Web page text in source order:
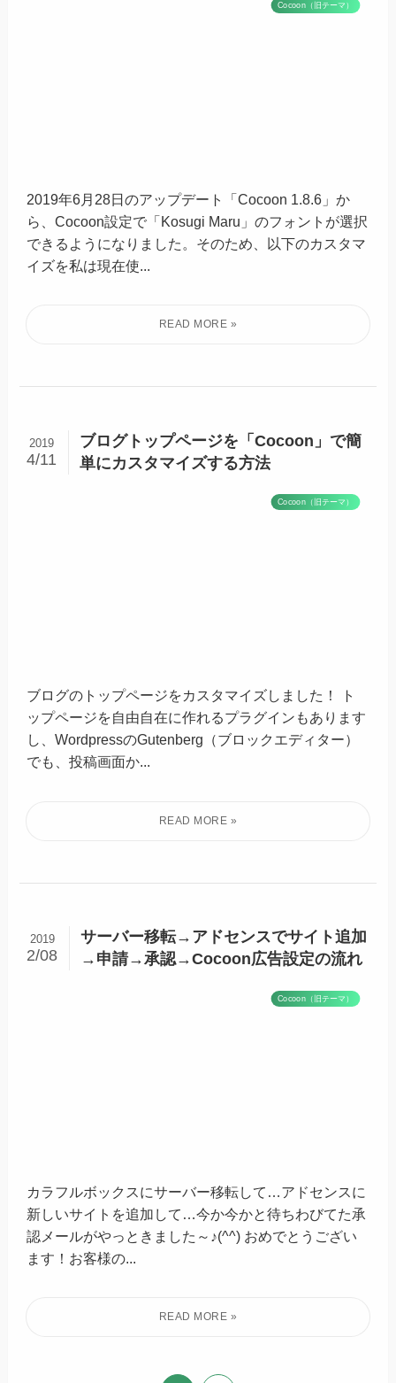
Cocoon（旧テーマ）
2019年6月28日のアップデート「Cocoon 1.8.6」か
ら、Cocoon設定で「Kosugi Maru」のフォントが選択
できるようになりました。そのため、以下のカスタマ
イズを私は現在使...
ブログトップページを「Cocoon」で簡
単にカスタマイズする方法
2019
4/11
Cocoon（旧テーマ）
ブログのトップページをカスタマイズしました！ ト
ップページを自由自在に作れるプラグインもあります
し、WordpressのGutenberg（ブロックエディター）
でも、投稿画面か...
サーバー移転→アドセンスでサイト追加
→申請→承認→Cocoon広告設定の流れ
2019
2/08
Cocoon（旧テーマ）
カラフルボックスにサーバー移転して…アドセンスに
新しいサイトを追加して…今か今かと待ちわびてた承
認メールがやっときました～♪(^^) おめでとうござい
ます！お客様の...